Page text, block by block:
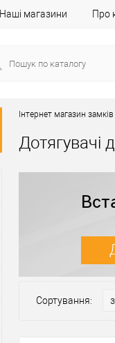
Наші магазини Про
Інтернет магазин замків
Дотягувачі
Сортування: